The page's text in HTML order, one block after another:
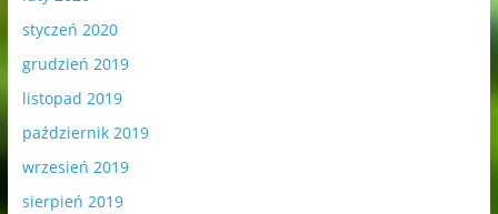
styczeń 2020
grudzień 2019
listopad 2019
październik 2019
wrzesień 2019
sierpień 2019